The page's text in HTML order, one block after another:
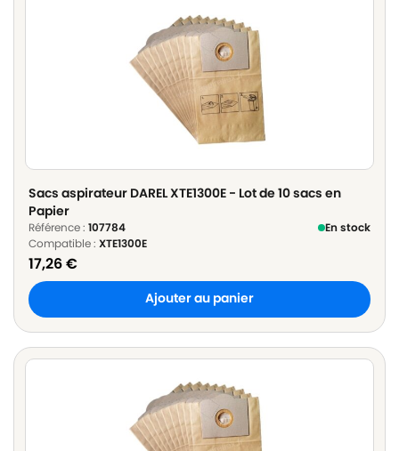
Sacs aspirateur DAREL XTE1300E - Lot de 10 sacs en
Papier
Référence : 107784
En stock
Compatible : XTE1300E
17,26€
Ajouter au panier